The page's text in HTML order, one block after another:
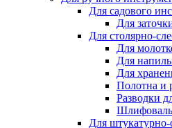
Для садового
Для
Для столярно-
Для
Для
Для
Полотна и
Разводки
Для штукатурно-